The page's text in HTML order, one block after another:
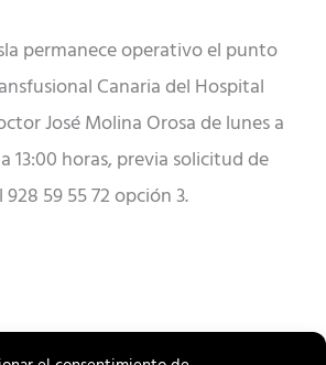
permanece operativo el punto
Canaria del Hospital
José Molina Orosa de lunes a
13:00 horas, previa solicitud de
59 55 72 opción 3.